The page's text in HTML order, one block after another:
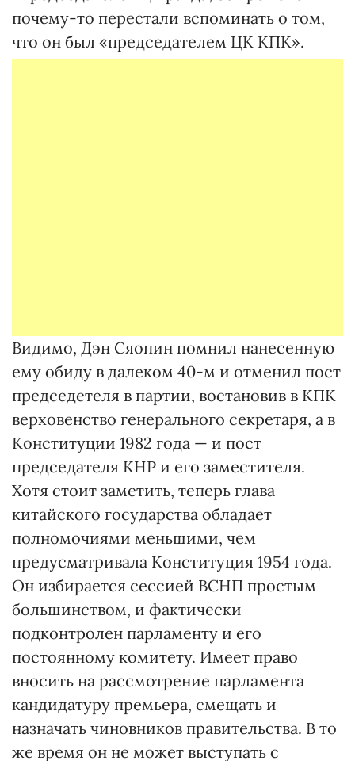
почему-то перестали вспоминать о том,
что он был «председателем ЦК КПК».
Видимо, Дэн Сяопин помнил нанесенную
ему обиду в далеком 40-м и отменил пост
председетеля в партии, востановив в КПК
верховенство генерального секретаря, а в
Конституции 1982 года — и пост
председателя КНР и его заместителя.
Хотя стоит заметить, теперь глава
китайского государства обладает
полномочиями меньшими, чем
предусматривала Конституция 1954 года.
Он избирается сессией ВСНП простым
большинством, и фактически
подконтролен парламенту и его
постоянному комитету. Имеет право
вносить на рассмотрение парламента
кандидатуру премьера, смещать и
назначать чиновников правительства. В то
же время он не может выступать с